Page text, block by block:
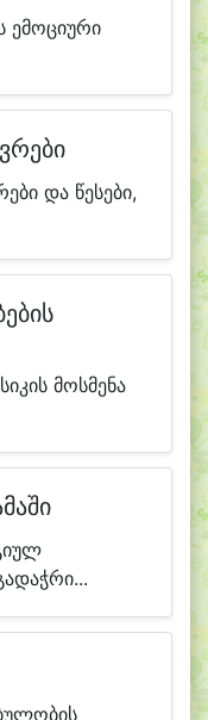
ემოციური
და წესები,
მოსმენა